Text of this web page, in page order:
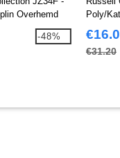
Overhemd
-48%
Poly/
Poplin
Mouw
€31.20